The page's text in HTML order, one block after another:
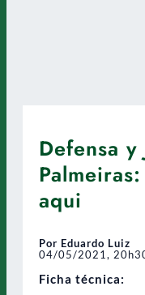
Defensa
aqui
Por Eduardo Luiz
04/05/2021,
Ficha técnica: